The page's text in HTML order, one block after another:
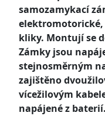
samozamykací
kliky. Montují se
Zámky jsou
stejnosměrným
zajištěno
vícežilovým
napájené z baterií.